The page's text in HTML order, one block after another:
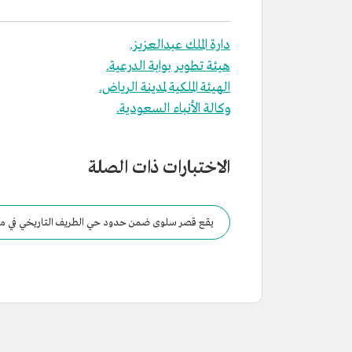
دارة الملك عبدالعزيز.
هيئة تطوير بوابة الدرعية.
الهيئة الملكية لمدينة الرياض.
وكالة الأنباء السعودية.
الاختبارات ذات الصلة
يقع قصر سلوى ضمن حدود حي الطريف التاريخي في